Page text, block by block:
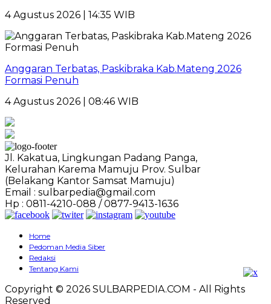
4 Agustus 2026 | 14:35 WIB
Anggaran Terbatas, Paskibraka Kab.Mateng 2026
Formasi Penuh
4 Agustus 2026 | 08:46 WIB
Jl. Kakatua, Lingkungan Padang Panga,
Kelurahan Karema Mamuju Prov. Sulbar
(Belakang Kantor Samsat Mamuju)
Email : sulbarpedia@gmail.com
Hp : 0811-4210-088 / 0877-9413-1636
Home
Pedoman Media Siber
Redaksi
Tentang Kami
Copyright © 2026 SULBARPEDIA.COM - All Rights
Reserved